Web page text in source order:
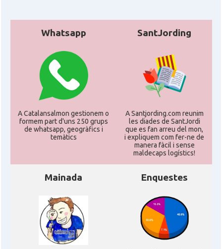
Whatsapp
A Catalansalmon gestionem o
formem part d'uns 250 grups
de whatsapp, geogràfics i
temàtics
SantJording
A Santjording.com reunim
les diades de SantJordi
que es fan arreu del mon,
i expliquem com fer-ne de
manera fàcil i sense
maldecaps logí­stics!
Mainada Enquestes